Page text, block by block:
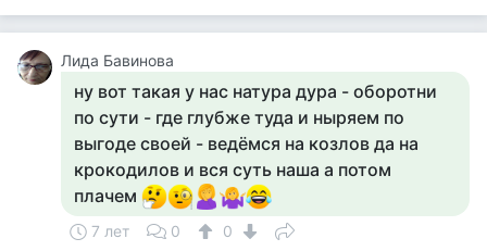
Лида Бавинова
ну вот такая у нас натура дура - оборотни
по сути - где глубже туда и ныряем по
выгоде своей - ведёмся на козлов да на
крокодилов и вся суть наша а потом
плачем
7 лет 0 0